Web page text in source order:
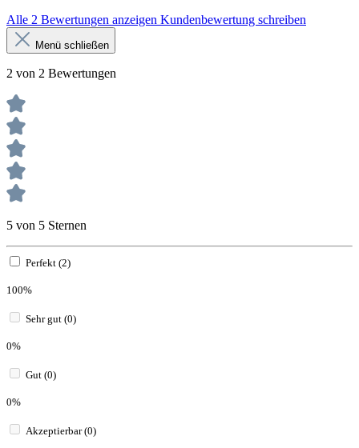
Alle 2 Bewertungen anzeigen Kundenbewertung schreiben
Menü schließen
2 von 2 Bewertungen
5 von 5 Sternen
Perfekt (2)
100%
Sehr gut (0)
0%
Gut (0)
0%
Akzeptierbar (0)